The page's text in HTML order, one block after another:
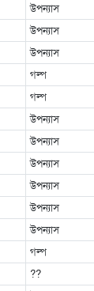
উপন্যাস
উপন্যাস
উপন্যাস
গল্প
গল্প
উপন্যাস
উপন্যাস
উপন্যাস
উপন্যাস
উপন্যাস
উপন্যাস
গল্প
??